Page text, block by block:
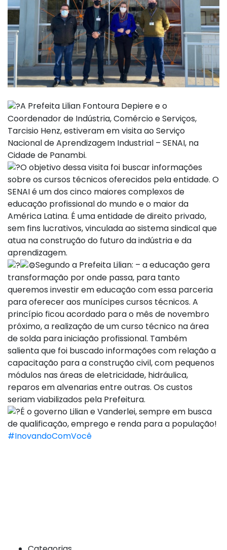
A Prefeita Lilian Fontoura Depiere e o
Coordenador de Indústria, Comércio e Serviços,
Tarcisio Henz, estiveram em visita ao Serviço
Nacional de Aprendizagem Industrial – SENAI, na
Cidade de Panambi.
O objetivo dessa visita foi buscar informações
sobre os cursos técnicos oferecidos pela entidade. O
SENAI é um dos cinco maiores complexos de
educação profissional do mundo e o maior da
América Latina. É uma entidade de direito privado,
sem fins lucrativos, vinculada ao sistema sindical que
atua na construção do futuro da indústria e da
aprendizagem.
Segundo a Prefeita Lilian: – a educação gera
transformação por onde passa, para tanto
queremos investir em educação com essa parceria
para oferecer aos munícipes cursos técnicos. A
princípio ficou acordado para o mês de novembro
próximo, a realização de um curso técnico na área
de solda para iniciação profissional. Também
salienta que foi buscado informações com relação a
capacitação para a construção civil, com pequenos
módulos nas áreas de eletricidade, hidráulica,
reparos em alvenarias entre outras. Os custos
seriam viabilizados pela Prefeitura.
É o governo Lilian e Vanderlei, sempre em busca
de qualificação, emprego e renda para a população!
#InovandoComVocê